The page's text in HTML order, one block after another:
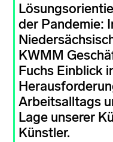
der Pandemie:
KWMM
Fuchs Einblick
Arbeitsalltags
Lage unserer
Künstler.